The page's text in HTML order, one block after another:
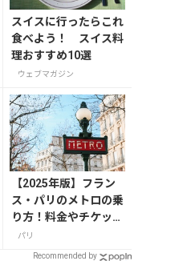
スイスに行ったらこれ
食べよう！ スイス料
理おすすめ10選
ウェブマガジン
【2025年版】フラン
ス・パリのメトロの乗
り方！料金やチケット
の種類、注意点を解説
パリ
Recommended by